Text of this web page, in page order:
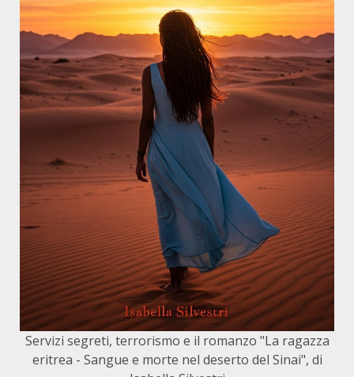
Servizi segreti, terrorismo e il romanzo "La ragazza
eritrea - Sangue e morte nel deserto del Sinai", di